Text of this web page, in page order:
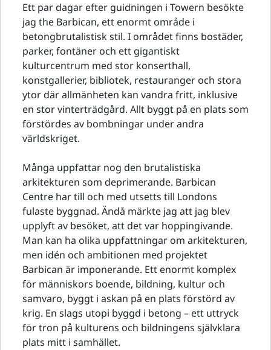
Ett par dagar efter guidningen i Towern besökte
jag the Barbican, ett enormt område i
betongbrutalistisk stil. I området finns bostäder,
parker, fontäner och ett gigantiskt
kulturcentrum med stor konserthall,
konstgallerier, bibliotek, restauranger och stora
ytor där allmänheten kan vandra fritt, inklusive
en stor vinterträdgård. Allt byggt på en plats som
förstördes av bombningar under andra
världskriget.
Många uppfattar nog den brutalistiska
arkitekturen som deprimerande. Barbican
Centre har till och med utsetts till Londons
fulaste byggnad. Ändå märkte jag att jag blev
upplyft av besöket, att det var hoppingivande.
Man kan ha olika uppfattningar om arkitekturen,
men idén och ambitionen med projektet
Barbican är imponerande. Ett enormt komplex
för människors boende, bildning, kultur och
samvaro, byggt i askan på en plats förstörd av
krig. En slags utopi byggd i betong – ett uttryck
för tron på kulturens och bildningens självklara
plats mitt i samhället.